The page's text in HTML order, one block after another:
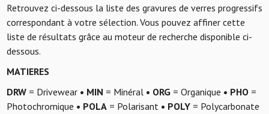
Retrouvez ci-dessous la liste des gravures de verres progressifs
correspondant à votre sélection. Vous pouvez affiner cette
liste de résultats grâce au moteur de recherche disponible ci-
dessous.
MATIERES
DRW= Drivewear • MIN = Minéral • ORG= Organique • PHO=
Photochromique • POLA= Polarisant • POLY= Polycarbonate